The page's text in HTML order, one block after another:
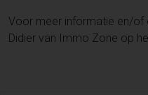
Voor meer informatie en/of
Didier van Immo Zone op